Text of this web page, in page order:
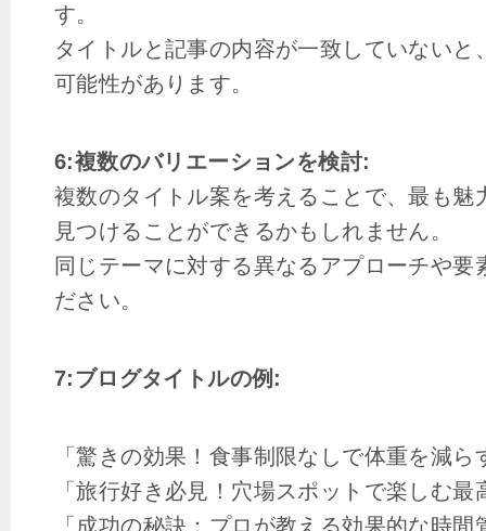
す。
タイトルと記事の内容が一致していないと
可能性があります。
6:複数のバリエーションを検討:
複数のタイトル案を考えることで、最も魅
見つけることができるかもしれません。
同じテーマに対する異なるアプローチや要
ださい。
7:ブログタイトルの例:
「驚きの効果！食事制限なしで体重を減ら
「旅行好き必見！穴場スポットで楽しむ最
「成功の秘訣：プロが教える効果的な時間